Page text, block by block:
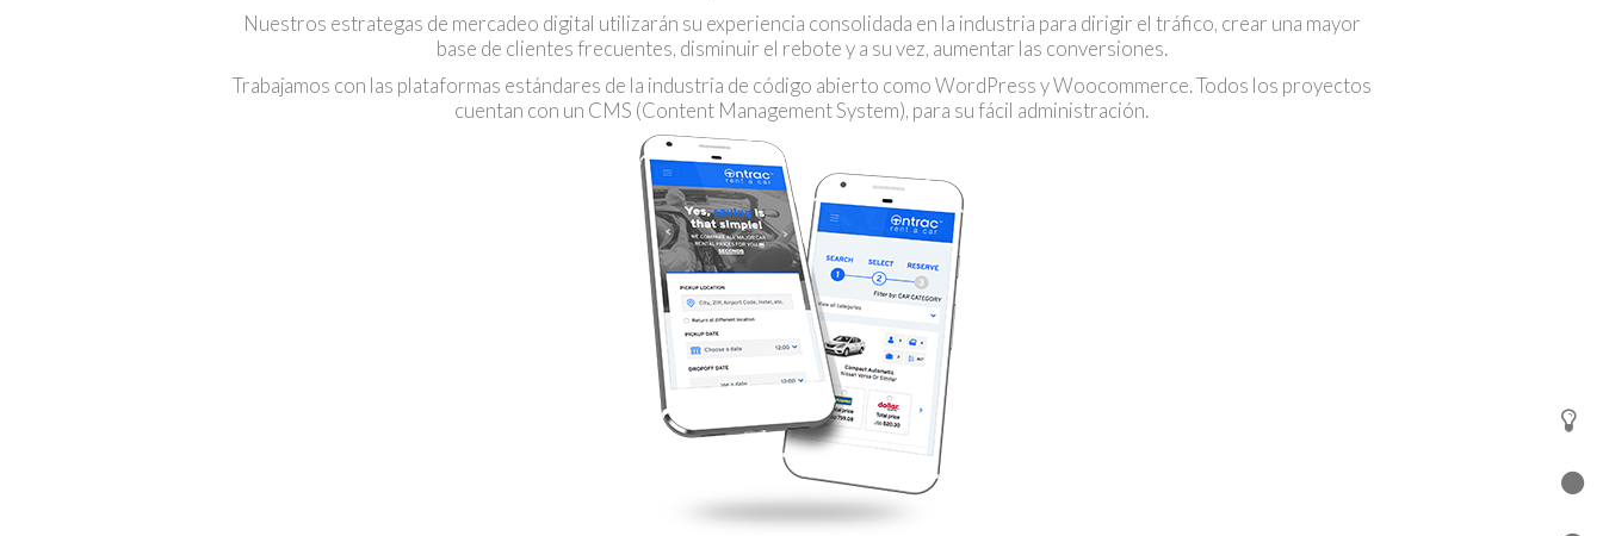
Nuestros estrategas de mercadeo digital utilizarán su experiencia consolidada en la industria para dirigir el tráfico, crear una mayor
base de clientes frecuentes, disminuir el rebote y a su vez, aumentar las conversiones.
Trabajamos con las plataformas estándares de la industria de código abierto como WordPress y Woocommerce. Todos los proyectos
cuentan con un CMS (Content Management System), para su fácil administración.